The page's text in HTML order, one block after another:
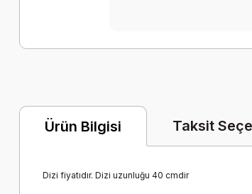
Ürün Bilgisi Taksit
Dizi fiyatıdır. Dizi uzunluğu 40 cmdir